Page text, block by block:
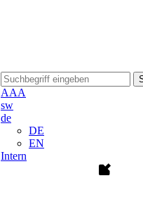
AAA
sw
de
DE
EN
Intern